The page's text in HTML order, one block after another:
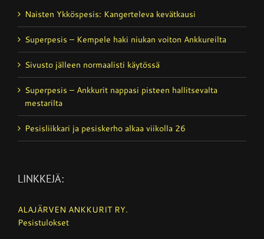
Naisten Ykköspesis: Kangerteleva kevätkausi
Superpesis – Kempele haki niukan voiton Ankkureilta
Sivusto jälleen normaalisti käytössä
Superpesis – Ankkurit nappasi pisteen hallitsevalta
mestarilta
Pesisliikkari ja pesiskerho alkaa viikolla 26
LINKKEJÄ:
ALAJÄRVEN ANKKURIT RY.
Pesistulokset